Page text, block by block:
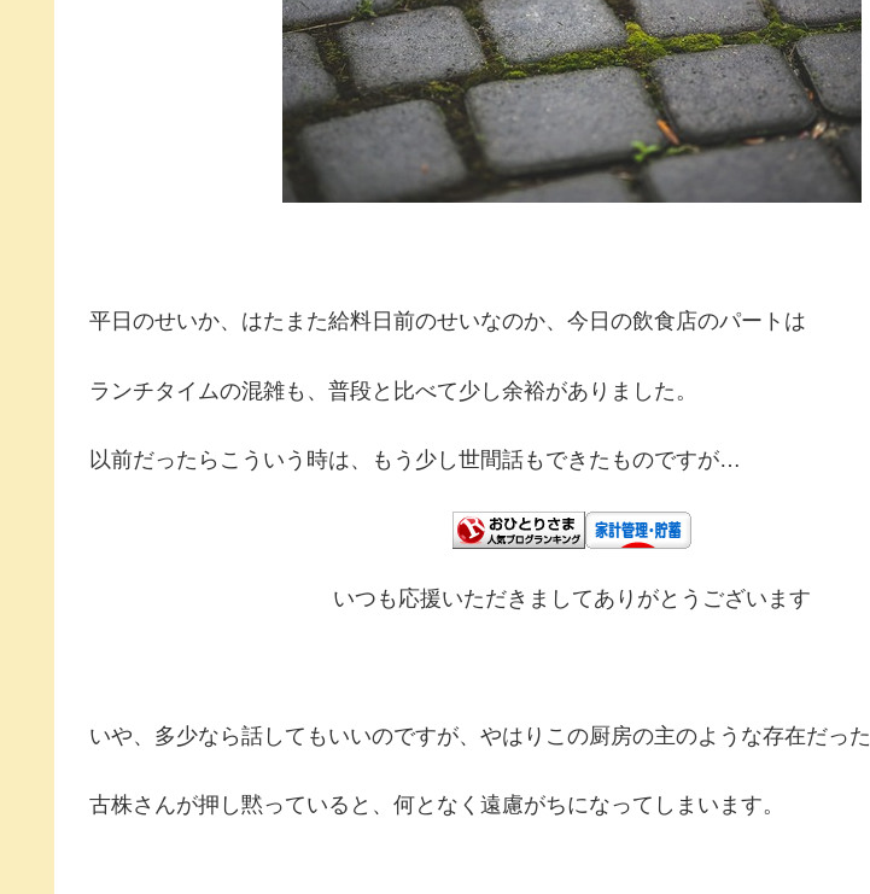
平日のせいか、はたまた給料日前のせいなのか、今日の飲食店のパートは
ランチタイムの混雑も、普段と比べて少し余裕がありました。
以前だったらこういう時は、もう少し世間話もできたものですが…
いつも応援いただきましてありがとうございます
いや、多少なら話してもいいのですが、やはりこの厨房の主のような存在だった
古株さんが押し黙っていると、何となく遠慮がちになってしまいます。